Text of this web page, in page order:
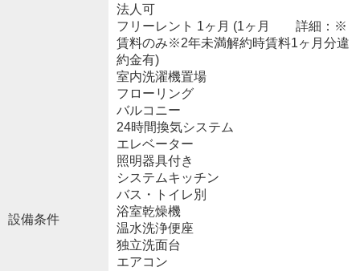
設備条件
法人可
フリーレント 1ヶ月 (1ヶ月 詳細：※
賃料のみ※2年未満解約時賃料1ヶ月分違
約金有)
室内洗濯機置場
フローリング
バルコニー
24時間換気システム
エレベーター
照明器具付き
システムキッチン
バス・トイレ別
浴室乾燥機
温水洗浄便座
独立洗面台
エアコン